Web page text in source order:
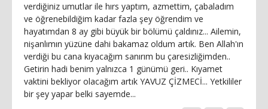
verdiğiniz umutlar ile hırs yaptım, azmettim, çabaladım
ve öğrenebildiğim kadar fazla şey öğrendim ve
hayatımdan 8 ay gibi büyük bir bölümü çaldınız... Ailemin,
nişanlımın yüzüne dahi bakamaz oldum artık. Ben Allah'ın
verdiği bu cana kıyacağım sanırım bu çaresizliğimden..
Getirin hadi benim yalnızca 1 günümü geri.. Kıyamet
vaktini bekliyor olacağım artık YAVUZ ÇİZMECİ... Yetkililer
bir şey yapar belki sayemde...